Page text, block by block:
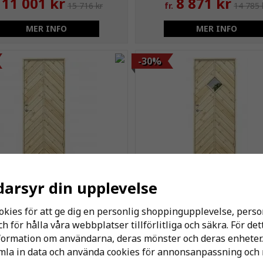
15 716 kr
MER INFO
fr. 14 785
MER INFO
I40 Kallförrådsdörr
2 841 kr 4 058 kr
MER INFO
-30%
fr. 3 074 kr 4 392
MER INFO
din upplevelse
för att ge dig en personlig shoppingupplevelse,
för hålla våra webbplatser tillförlitliga och säkra. För
om användarna, deras mönster och deras
in data och använda cookies för annonsanpassning och